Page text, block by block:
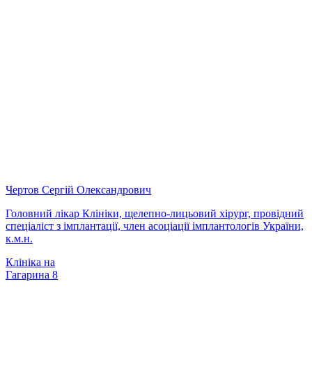
Чертов Сергій Олександрович
Головний лікар Клініки, щелепно-лицьовий хірург, провідний
спеціаліст з імплантації, член асоціації імплантологів України,
к.м.н.
Клініка на
Гагарина 8